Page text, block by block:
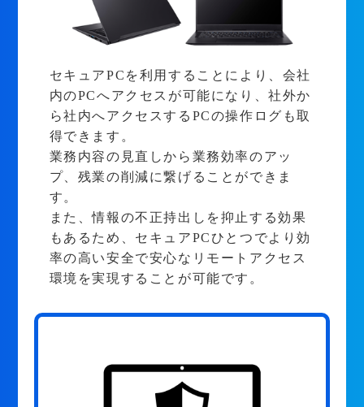
セキュアPCを利用することにより、会社
内のPCへアクセスが可能になり、社外か
ら社内へアクセスするPCの操作ログも取
得できます。
業務内容の見直しから業務効率のアッ
プ、残業の削減に繋げることができま
す。
また、情報の不正持出しを抑止する効果
もあるため、セキュアPCひとつでより効
率の高い安全で安心なリモートアクセス
環境を実現することが可能です。